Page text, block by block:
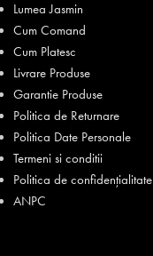
Lumea Jasmin
Cum Comand
Cum Platesc
Livrare Produse
Garantie Produse
Politica de Returnare
Politica Date Personale
Termeni si conditii
Politica de confidențialitate
ANPC